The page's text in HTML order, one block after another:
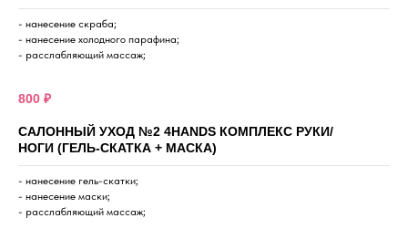
- нанесение скраба;
- нанесение холодного парафина;
- расслабляющий массаж;
800 ₽
САЛОННЫЙ УХОД №2 4HANDS КОМПЛЕКС РУКИ/
НОГИ (ГЕЛЬ-СКАТКА + МАСКА)
- нанесение гель-скатки;
- нанесение маски;
- расслабляющий массаж;